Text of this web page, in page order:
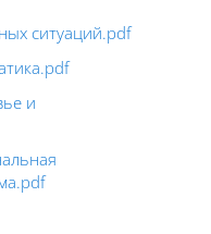
ситуаций.pdf
и